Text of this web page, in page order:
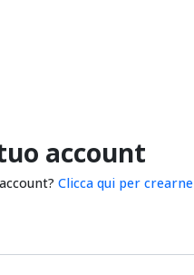
account
Clicca qui per crearne